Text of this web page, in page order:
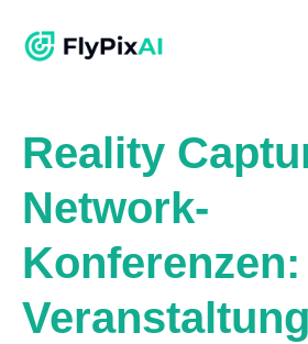
Reality
Network-
Konferenzen: